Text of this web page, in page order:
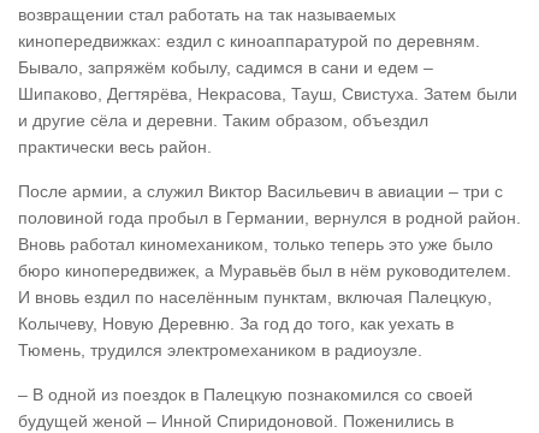
возвращении стал работать на так называемых
кинопередвижках: ездил с киноаппаратурой по деревням.
Бывало, запряжём кобылу, садимся в сани и едем –
Шипаково, Дегтярёва, Некрасова, Тауш, Свистуха. Затем были
и другие сёла и деревни. Таким образом, объездил
практически весь район.
После армии, а служил Виктор Васильевич в авиации – три с
половиной года пробыл в Германии, вернулся в родной район.
Вновь работал киномехаником, только теперь это уже было
бюро кинопередвижек, а Муравьёв был в нём руководителем.
И вновь ездил по населённым пунктам, включая Палецкую,
Колычеву, Новую Деревню. За год до того, как уехать в
Тюмень, трудился электромехаником в радиоузле.
– В одной из поездок в Палецкую познакомился со своей
будущей женой – Инной Спиридоновой. Поженились в